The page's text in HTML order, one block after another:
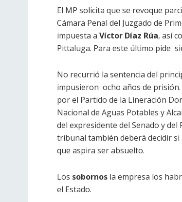
El MP solicita que se revoque
Cámara Penal del Juzgado de
impuesta a Víctor Díaz Rúa, así
Pittaluga. Para este último pide
No recurrió la sentencia del
impusieron ocho años de
por el Partido de la Lineración
Nacional de Aguas Potables y
del expresidente del Senado y
tribunal también deberá decidir si
que aspira ser absuelto.
Los sobornos la empresa los
el Estado.